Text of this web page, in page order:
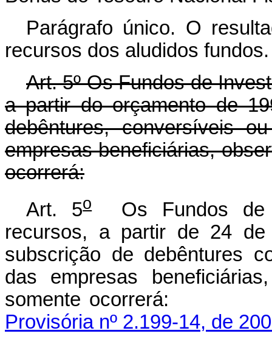
Parágrafo único. O
recursos dos aludidos fundos.
Art. 5º Os Fundos de
a partir do orçamento de
debêntures, conversíveis
empresas beneficiárias,
ocorrerá:
Art. 5oOs Fundos de
recursos, a partir de 24
subscrição de debêntures
das empresas
somente
Provisória nº 2.199-14, de